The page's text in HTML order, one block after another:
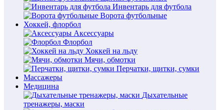
Инвентарь для футбола
Ворота футбольные
Хоккей, флорбол
Аксессуары
Флорбол
Хоккей на льду
Мячи, обмотки
Перчатки, щитки, сумки
Массажеры
Медицина
Дыхательные
тренажеры, маски